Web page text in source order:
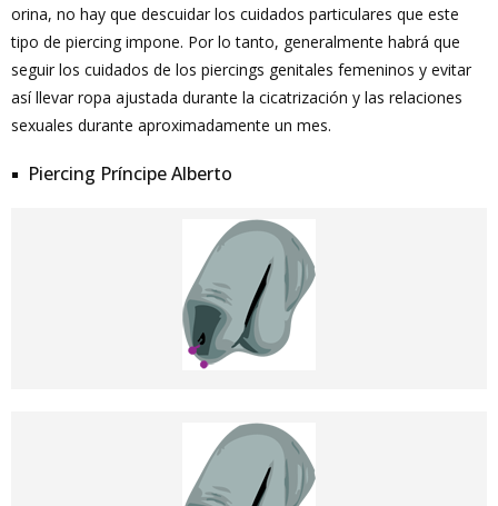
orina, no hay que descuidar los cuidados particulares que este
tipo de piercing impone. Por lo tanto, generalmente habrá que
seguir los cuidados de los piercings genitales femeninos y evitar
así llevar ropa ajustada durante la cicatrización y las relaciones
sexuales durante aproximadamente un mes.
Piercing Príncipe Alberto